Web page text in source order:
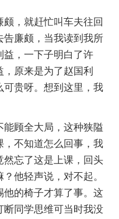
，就赶忙叫车夫往回
告廉颇，当我读到我所
益，一下子明白了许
原来是为了赵国利
可贵呀。想到这里，我
顾全大局，这种狭隘
，不知道怎么回事，我
然忘了这是上课，回头
他轻声说，对不起。
他的椅子才算了事。这
断同学思维可当时我没